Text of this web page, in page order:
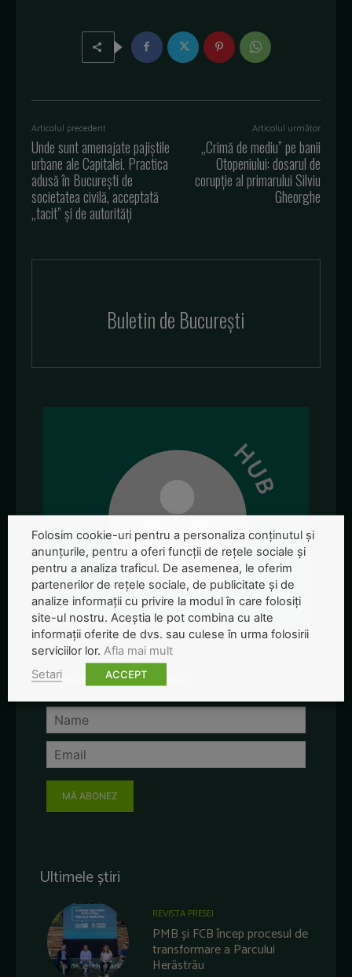
Articolul precedent
Unde sunt amenajate pajiștile
urbane ale Capitalei. Practica
adusă în Bucureşti de
societatea civilă, acceptată
„tacit” şi de autorităţi
Articolul următor
„Crimă de mediu” pe banii
Otopeniului: dosarul de
corupție al primarului Silviu
Gheorghe
Buletin de Bucureşti
Newsletter-ul de mediu
MĂ ABONEZ
Ultimele știri
REVISTA PRESEI
PMB și FCB încep procesul de
transformare a Parcului
Herăstrău
Folosim cookie-uri pentru a personaliza conținutul și
anunțurile, pentru a oferi funcții de rețele sociale și
pentru a analiza traficul. De asemenea, le oferim
partenerilor de rețele sociale, de publicitate și de
analize informații cu privire la modul în care folosiți
site-ul nostru. Aceștia le pot combina cu alte
informații oferite de dvs. sau culese în urma folosirii
serviciilor lor. Afla mai mult
Setari
ACCEPT